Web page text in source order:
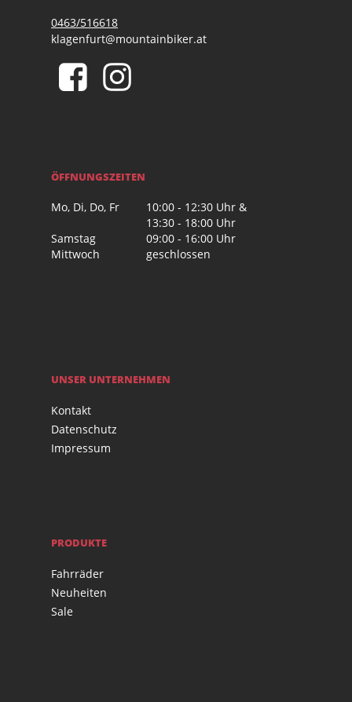
0463/516618
klagenfurt@mountainbiker.at
ÖFFNUNGSZEITEN
Mo, Di, Do, Fr
10:00 - 12:30 Uhr &
13:30 - 18:00 Uhr
Samstag
09:00 - 16:00 Uhr
Mittwoch
geschlossen
UNSER UNTERNEHMEN
Kontakt
Datenschutz
Impressum
PRODUKTE
Fahrräder
Neuheiten
Sale